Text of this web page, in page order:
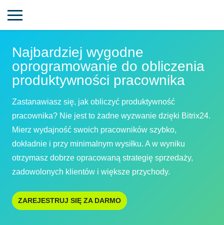
Najbardziej wygodne
oprogramowanie do obliczenia
produktywności pracownika
Zastanawiasz się, jak obliczyć produktywność
pracownika? Nie jest to żadne wyzwanie dzięki Bitrix24.
Mierz wydajność swoich pracowników szybko,
dokładnie i przy minimalnym wysiłku. A w wyniku
otrzymasz dobrze opracowaną strategię sprzedaży,
zadowolonych klientów i większe przychody.
ZAREJESTRUJ SIĘ ZA DARMO